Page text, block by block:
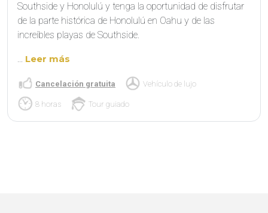
Southside y Honolulú y tenga la oportunidad de disfrutar
de la parte histórica de Honolulú en Oahu y de las
increíbles playas de Southside.
... Leer más
Cancelación gratuita Vehículo de lujo
8 horas Tour guiado